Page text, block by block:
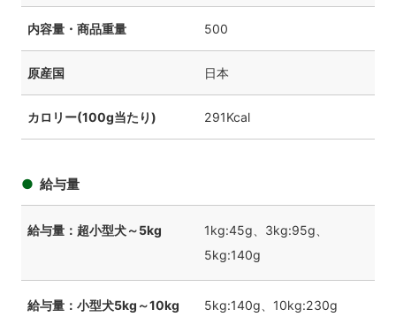
内容量・商品重量 500
原産国 日本
カロリー(100g当たり) 291Kcal
給与量
給与量：超小型犬～5kg
1kg:45g、3kg:95g、
5kg:140g
給与量：小型犬5kg～10kg 5kg:140g、10kg:230g